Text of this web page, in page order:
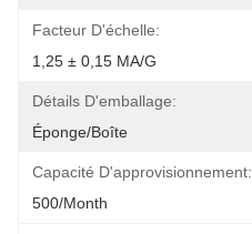
Facteur D'échelle:
1,25 ± 0,15 MA/g
Détails D'emballage:
Éponge/boîte
Capacité D'approvisionnement:
500/month